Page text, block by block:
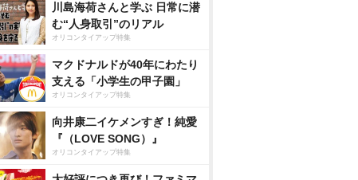
川島海荷さんと学ぶ 日常に潜
む“人身取引”のリアル
オリコンタイアップ特集
マクドナルドが40年にわたり
支える「小学生の甲子園」
オリコンタイアップ特集
向井康二イケメンすぎ！純愛
『（LOVE SONG）』
オリコンタイアップ特集